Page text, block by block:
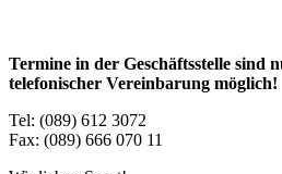
Termine in der Geschäftsstelle sind
telefonischer Vereinbarung möglich!
Tel: (089) 612 3072
Fax: (089) 666 070 11